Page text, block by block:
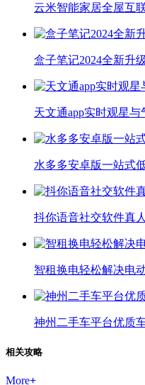
云米智能家居全屋互
盒子笔记2024全新升
天文通app实时观星
水多多安卓版一站式
抖你语音社交软件真
智租换电轻松解决电
神州二手车平台优质
相关攻略
More+